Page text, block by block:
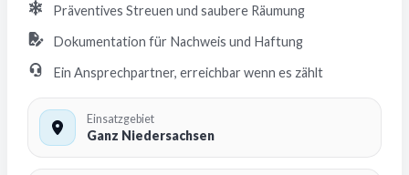
Präventives Streuen und saubere Räumung
Dokumentation für Nachweis und Haftung
Ein Ansprechpartner, erreichbar wenn es zählt
Einsatzgebiet
Ganz Niedersachsen